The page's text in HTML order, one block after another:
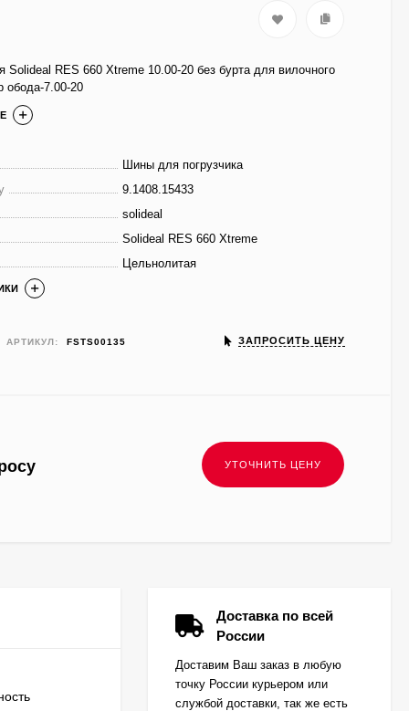
Solideal RES 660 Xtreme 10.00-20 без бурта для вилочного
обода-7.00-20
Шины для погрузчика
9.1408.15433
solideal
Solideal RES 660 Xtreme
Цельнолитая
АРТИКУЛ: FSTS00135 ЗАПРОСИТЬ ЦЕНУ
Доставка по всей
России
Доставим Ваш заказ в любую
точку России курьером или
службой доставки, так же есть